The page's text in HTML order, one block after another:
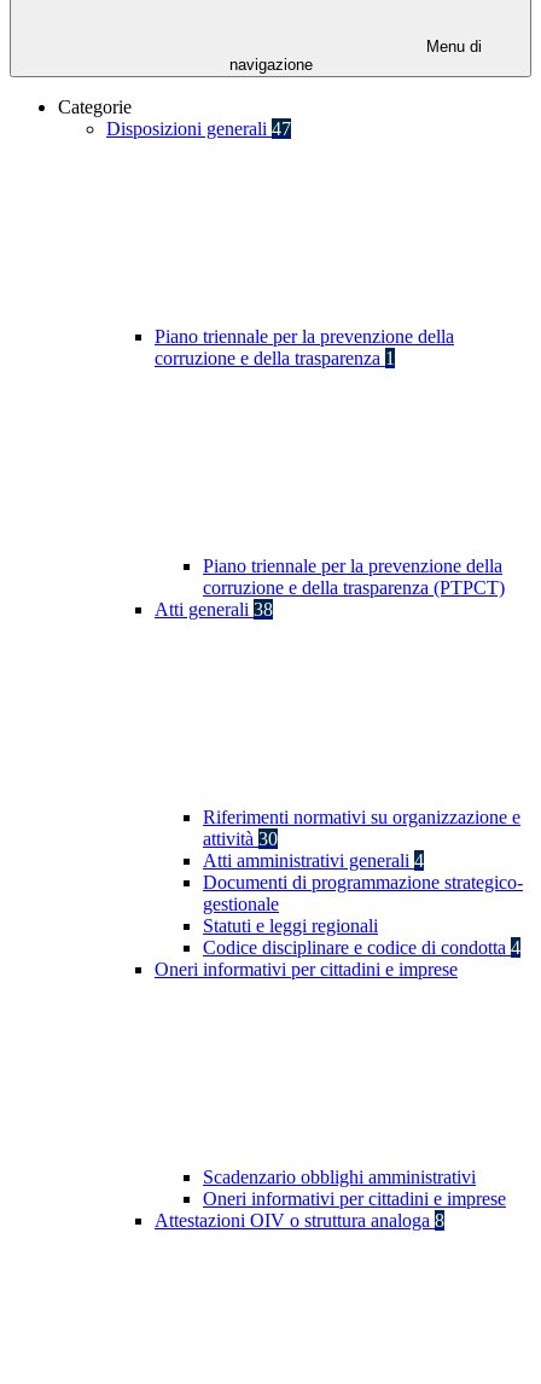
Menu di
navigazione
Categorie
Disposizioni generali 47
Piano triennale per la prevenzione della
corruzione e della trasparenza 1
Piano triennale per la prevenzione della
corruzione e della trasparenza (PTPCT)
Atti generali 38
Riferimenti normativi su organizzazione e
attività 30
Atti amministrativi generali 4
Documenti di programmazione strategico-
gestionale
Statuti e leggi regionali
Codice disciplinare e codice di condotta 4
Oneri informativi per cittadini e imprese
Scadenzario obblighi amministrativi
Oneri informativi per cittadini e imprese
Attestazioni OIV o struttura analoga 8